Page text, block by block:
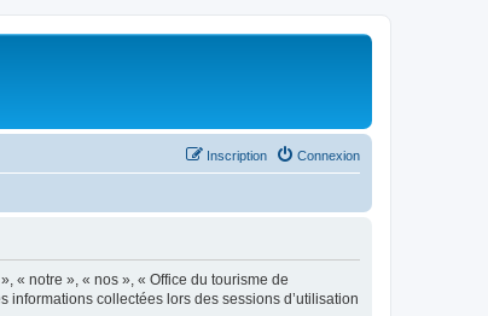
Connexion
Inscription
« notre », « nos », « Office du tourisme de
collectées lors des sessions d’utilisation